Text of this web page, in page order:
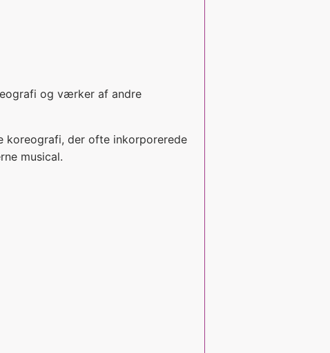
og værker af andre
koreografi, der ofte inkorporerede
musical.